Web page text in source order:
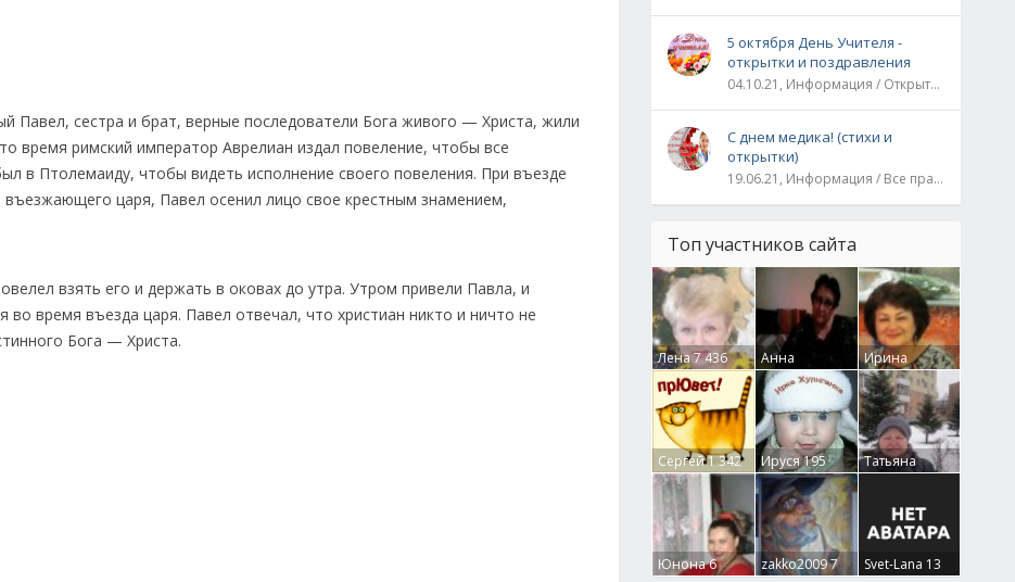
Павел, сестра и брат, верные последователи Бога живого — Христа, жили
время римский император Аврелиан издал повеление, чтобы все
в Птолемаиду, чтобы видеть исполнение своего повеления. При въезде
въезжающего царя, Павел осенил лицо свое крестным знамением,
взять его и держать в оковах до утра. Утром привели Павла, и
во время въезда царя. Павел отвечал, что христиан никто и ничто не
Бога — Христа.
5 октября День Учителя -
открытки и поздравления
04.10.21, Информация / Открытки / Все праздники
С днем медика! (стихи и
открытки)
19.06.21, Информация / Все праздники
Топ участников сайта
Лена7 436
Анна
Гумлевая0
Ирина
Бруцкая41
Сергей1 342 Ируся195
Татьяна
Крючкова0
Юнона6 zakko20097 Svet-Lana 13